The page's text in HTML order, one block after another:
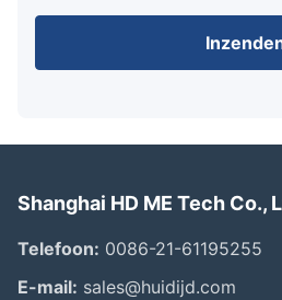
Shanghai HD ME Tech Co.,
Telefoon: 0086-21-61195255
E-mail: sales@huidijd.com